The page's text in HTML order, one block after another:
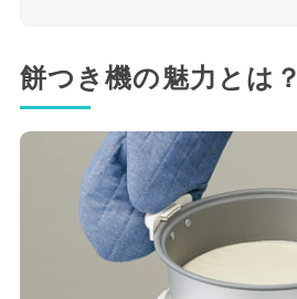
餅つき機の魅力とは？